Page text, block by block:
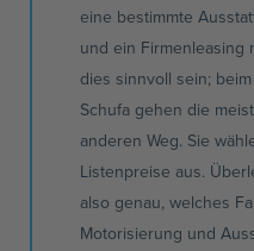
eine bestimmte
und ein Firmenleasing
dies sinnvoll sein; beim
Schufa gehen die
anderen Weg. Sie
Listenpreise aus.
also genau, welches
Motorisierung und